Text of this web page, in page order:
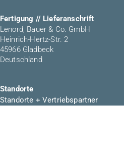
Fertigung // Lieferanschrift
Lenord, Bauer & Co. GmbH
Heinrich-Hertz-Str. 2
45966 Gladbeck
Deutschland
Standorte
Standorte + Vertriebspartner